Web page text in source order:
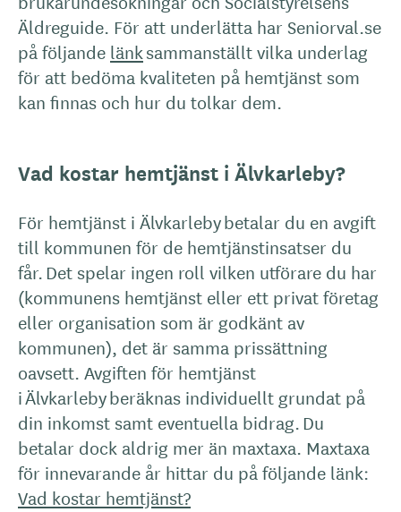
Äldreguide. För att underlätta har Seniorval.se
på följande länksammanställt vilka underlag
för att bedöma kvaliteten på hemtjänst som
kan finnas och hur du tolkar dem.
Vad kostar hemtjänst i Älvkarleby?
För hemtjänst i Älvkarleby betalar du en avgift
till kommunen för de hemtjänstinsatser du
får. Det spelar ingen roll vilken utförare du har
(kommunens hemtjänst eller ett privat företag
eller organisation som är godkänt av
kommunen), det är samma prissättning
oavsett. Avgiften för hemtjänst
i Älvkarleby beräknas individuellt grundat på
din inkomst samt eventuella bidrag. Du
betalar dock aldrig mer än maxtaxa. Maxtaxa
för innevarande år hittar du på följande länk:
Vad kostar hemtjänst?